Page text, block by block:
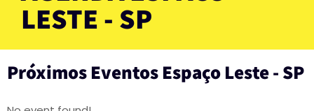
LESTE - SP
Próximos Eventos Espaço Leste - SP